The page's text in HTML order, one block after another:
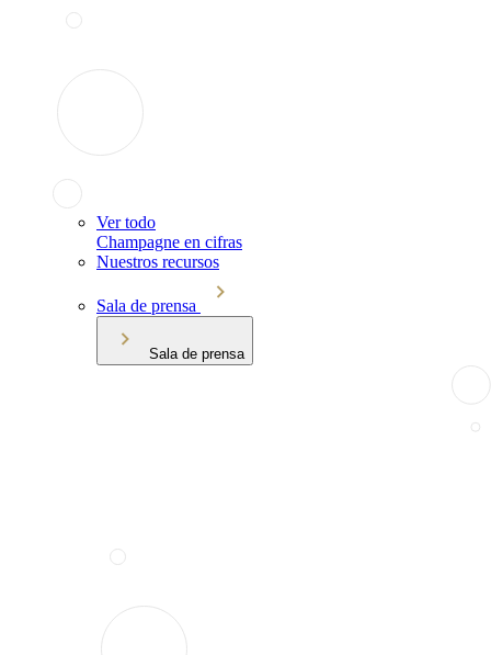
Ver todo
Champagne en cifras
Nuestros recursos
Sala de prensa
Sala de prensa